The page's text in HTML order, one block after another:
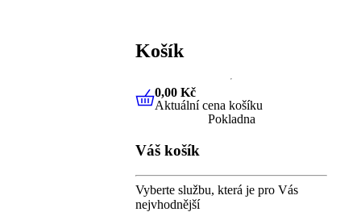
Košík
0,00 KčAktuální cena košíku
0,00 Kč
Aktuální cena košíku
Pokladna
Váš košík
Vyberte službu, která je pro Vás
nejvhodnější